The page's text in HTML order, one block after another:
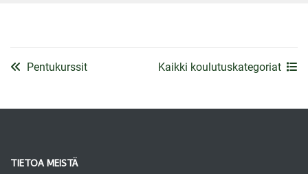
Pentukurssit Kaikki koulutuskategoriat
TIETOA MEISTÄ